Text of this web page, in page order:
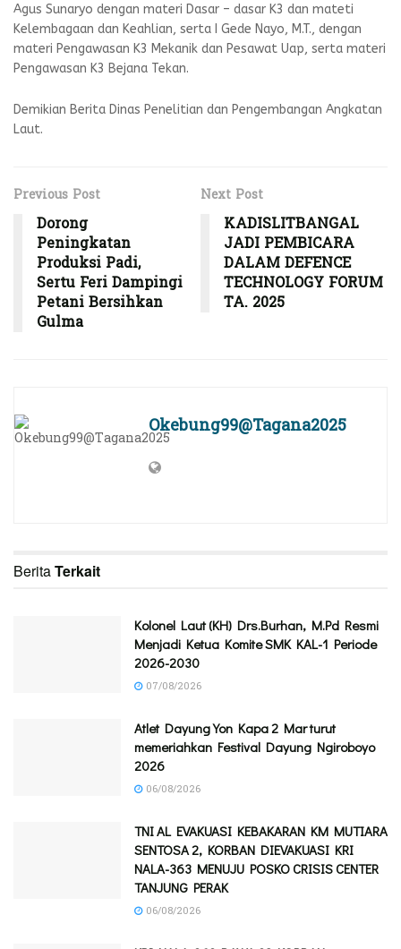
Agus Sunaryo dengan materi Dasar – dasar K3 dan mateti
Kelembagaan dan Keahlian, serta I Gede Nayo, M.T., dengan
materi Pengawasan K3 Mekanik dan Pesawat Uap, serta materi
Pengawasan K3 Bejana Tekan.
Demikian Berita Dinas Penelitian dan Pengembangan Angkatan
Laut.
Previous Post
Dorong
Peningkatan
Produksi Padi,
Sertu Feri Dampingi
Petani Bersihkan
Gulma
Next Post
KADISLITBANGAL
JADI PEMBICARA
DALAM DEFENCE
TECHNOLOGY FORUM
TA. 2025
Okebung99@Tagana2025
BeritaTerkait
Kolonel Laut (KH) Drs.Burhan, M.Pd Resmi
Menjadi Ketua Komite SMK KAL-1 Periode
2026-2030
07/08/2026
Atlet Dayung Yon Kapa 2 Mar turut
memeriahkan Festival Dayung Ngiroboyo
2026
06/08/2026
TNI AL EVAKUASI KEBAKARAN KM MUTIARA
SENTOSA 2, KORBAN DIEVAKUASI KRI
NALA-363 MENUJU POSKO CRISIS CENTER
TANJUNG PERAK
06/08/2026